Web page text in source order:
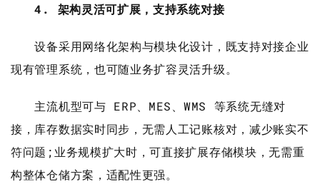
4. 架构灵活可扩展，支持系统对接
设备采用网络化架构与模块化设计，既支持对接企业
现有管理系统，也可随业务扩容灵活升级。
主流机型可与 ERP、MES、WMS 等系统无缝对
接，库存数据实时同步，无需人工记账核对，减少账实不
符问题;业务规模扩大时，可直接扩展存储模块，无需重
构整体仓储方案，适配性更强。